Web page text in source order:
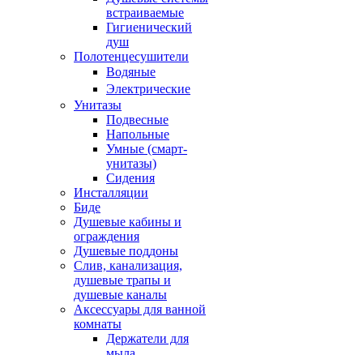
встраиваемые
Гигиенический
душ
Полотенцесушители
ㅤВодяные
ㅤЭлектрические
Унитазы
Подвесные
Напольные
Умные (смарт-
унитазы)
Сидения
Инсталляции
Биде
Душевые кабины и
ограждения
Душевые поддоны
Слив, канализация,
душевые трапы и
душевые каналы
Аксессуары для ванной
комнаты
Держатели для